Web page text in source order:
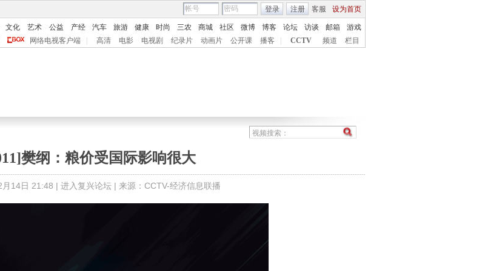
客服 设为首页
登录 注册
文化 艺术 公益 产经 汽车 旅游 健康 时尚 三农 商城 社区 微博 博客 论坛 访谈 邮箱
游戏
网络电视客户端 高清 电影 电视剧 纪录片 动画片 公开课 播客 CCTV 频道 栏目
樊纲：粮价受国际影响很大
14日 21:48 | 进入复兴论坛 | 来源：CCTV-经济信息联播